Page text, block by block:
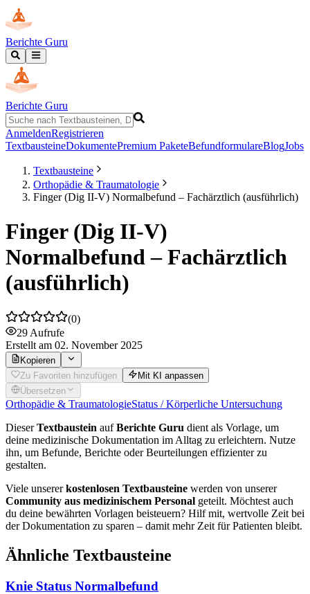
Berichte Guru
Berichte Guru
AnmeldenRegistrieren
TextbausteineDokumentePremium PaketeBefundformulareBlogJobs
Textbausteine
Orthopädie & Traumatologie
Finger (Dig II-V) Normalbefund – Fachärztlich (ausführlich)
Finger (Dig II-V)
Normalbefund – Fachärztlich
(ausführlich)
(0)
29 Aufrufe
Erstellt am 02. November 2025
Kopieren
Zu Favoriten hinzufügen
Mit KI anpassen
Übersetzen
Orthopädie & TraumatologieStatus / Körperliche Untersuchung
DieserTextbaustein aufBerichte Guru dient als Vorlage, um
deine medizinische Dokumentation im Alltag zu erleichtern. Nutze
ihn, um Befunde, Berichte oder Beurteilungen effizienter zu
gestalten.
Viele unsererkostenlosen Textbausteine werden von unserer
Community aus medizinischem Personal geteilt. Möchtest auch
du deine bewährten Vorlagen beisteuern? Hilf mit, wertvolle Zeit bei
der Dokumentation zu sparen – damit mehr Zeit für Patienten bleibt.
Ähnliche Textbausteine
Knie Status Normalbefund